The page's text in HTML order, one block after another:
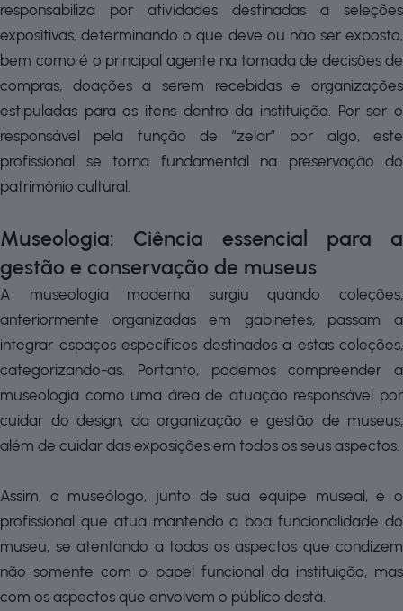
responsabiliza por atividades destinadas a seleções
expositivas, determinando o que deve ou não ser exposto,
bem como é o principal agente na tomada de decisões de
compras, doações a serem recebidas e organizações
estipuladas para os itens dentro da instituição. Por ser o
responsável pela função de “zelar” por algo, este
profissional se torna fundamental na preservação do
patrimônio cultural.
Museologia: Ciência essencial para a
gestão e conservação de museus
A museologia moderna surgiu quando coleções,
anteriormente organizadas em gabinetes, passam a
integrar espaços específicos destinados a estas coleções,
categorizando-as. Portanto, podemos compreender a
museologia como uma área de atuação responsável por
cuidar do design, da organização e gestão de museus,
além de cuidar das exposições em todos os seus aspectos.
Assim, o museólogo, junto de sua equipe museal, é o
profissional que atua mantendo a boa funcionalidade do
museu, se atentando a todos os aspectos que condizem
não somente com o papel funcional da instituição, mas
com os aspectos que envolvem o público desta.